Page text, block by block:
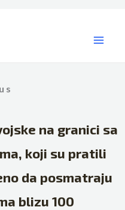
na granici sa
koji su pratili
da posmatraju
blizu 100